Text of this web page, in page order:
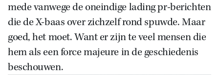
Zoek
mede vanwege de oneindige lading pr-berichten
die de X-baas over zichzelf rond spuwde. Maar
goed, het moet. Want er zijn te veel mensen die
hem als een force majeure in de geschiedenis
beschouwen.